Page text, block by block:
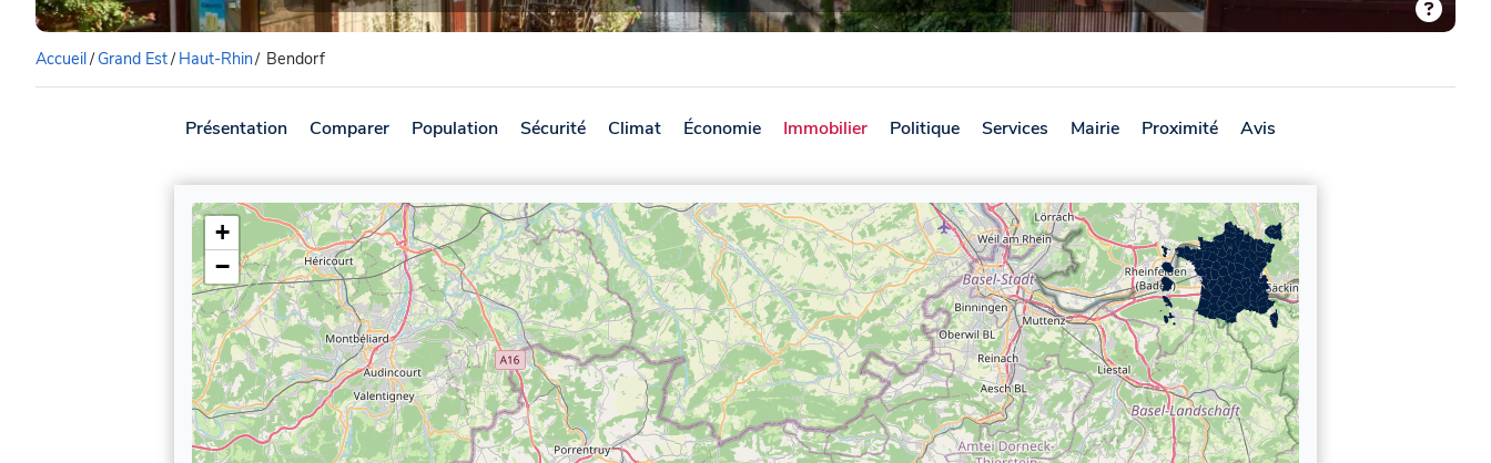
Accueil/Grand Est/ Haut-Rhin/ Bendorf
Présentation Comparer Population Sécurité Climat Économie Immobilier Politique Services Mairie Proximité Avis
+
−